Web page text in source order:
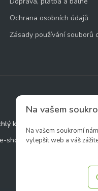
Na vašem
Na vašem soukromí
vylepšit web a váš
Ochrana osobních údajů
Zásady používání souborů
kontakt:
shop@zcstrakovo.cz